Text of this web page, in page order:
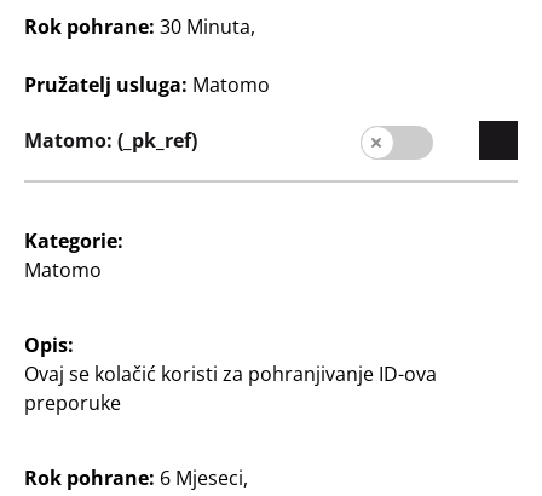
Mašna
Mašna
0 75
Karijera
Rok pohrane: 30 Minuta,
Pružatelj usluga: Matomo
Matomo: (_pk_ref)
Kategorie:
Matomo
Opis:
Ovaj se kolačić koristi za pohranjivanje ID-ova
preporuke
Rok pohrane: 6 Mjeseci,